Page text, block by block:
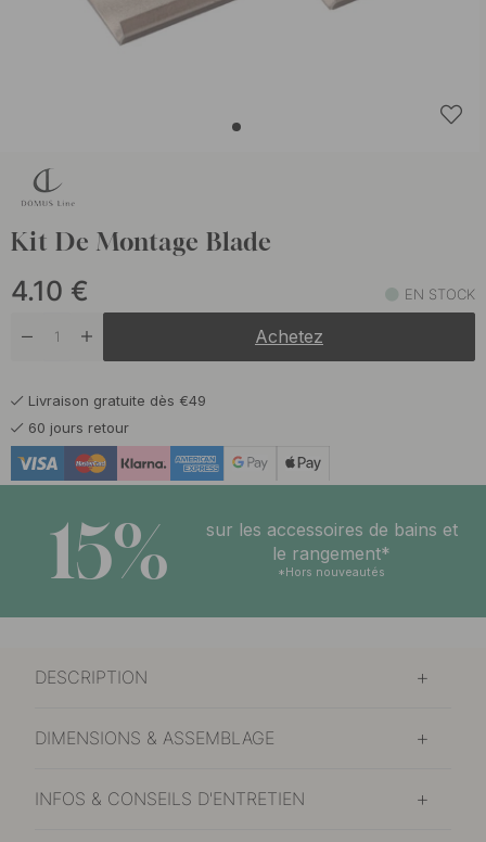
Kit De Montage Blade
4.10 € EN STOCK
Achetez
Livraison gratuite dès €49
60 jours retour
15%
sur les accessoires de bains et
le rangement*
*Hors nouveautés
DESCRIPTION
DIMENSIONS & ASSEMBLAGE
INFOS & CONSEILS D'ENTRETIEN